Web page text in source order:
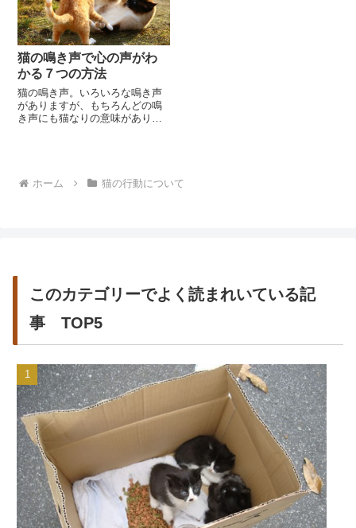
猫の鳴き声で心の声がわ
かる７つの方法
猫の鳴き声。いろいろな鳴き声
がありますが、もちろんどの鳴
き声にも猫なりの意味がありま
ホーム 猫の行動について
このカテゴリーでよく読まれいている記
事 TOP5